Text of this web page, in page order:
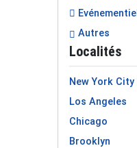
Evénementiel
Autres
Localités
New York City
Los Angeles
Chicago
Brooklyn